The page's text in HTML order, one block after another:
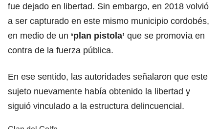
fue dejado en libertad. Sin embargo, en 2018 volvió
a ser capturado en este mismo municipio cordobés,
en medio de un ‘plan pistola’ que se promovía en
contra de la fuerza pública.
En ese sentido, las autoridades señalaron que este
sujeto nuevamente había obtenido la libertad y
siguió vinculado a la estructura delincuencial.